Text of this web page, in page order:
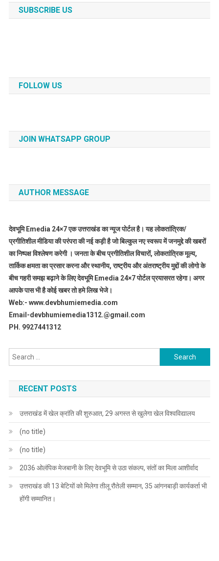
SUBSCRIBE US
FOLLOW US
JOIN WHATSAPP GROUP
AUTHOR MESSAGE
देवभूमि Emedia 24×7 एक उत्तराखंड का न्यूज पोर्टल है। यह लोकतांत्रिक/
प्रगीतिशील मीडिया की परंपरा की नई कड़ी है जो बिल्कुल नए स्वरूप में जनमुद्दे की खबरों
का निष्पक्ष विश्लेषण करेगी । जनता के बीच प्रगीतिशील विचारों, लोकतांत्रिक मूल्य,
तार्किक क्षमता का प्रसार करना और स्थानीय, राष्ट्रीय और अंतराष्ट्रीय मुद्दों की लोगो के
बीच गहरी समझ बढ़ाने के लिए देवभूमि Emedia 24×7 पोर्टल प्रयासरत रहेगा। अगर
आपके पास भी है कोई खबर तो हमे लिख भेजे।
Web:- www.devbhumiemedia.com
Email-devbhumiemedia1312.@gmail.com
PH. 9927441312
Search
for:
RECENT POSTS
उत्तराखंड में खेल क्रांति की शुरुआत, 29 अगस्त से खुलेगा खेल विश्वविद्यालय
(no title)
(no title)
2036 ओलंपिक मेजबानी के लिए देवभूमि से उठा संकल्प, संतों का मिला आशीर्वाद
उत्तराखंड की 13 बेटियों को मिलेगा तीलू रौतेली सम्मान, 35 आंगनबाड़ी कार्यकर्ता भी
होंगी सम्मानित।